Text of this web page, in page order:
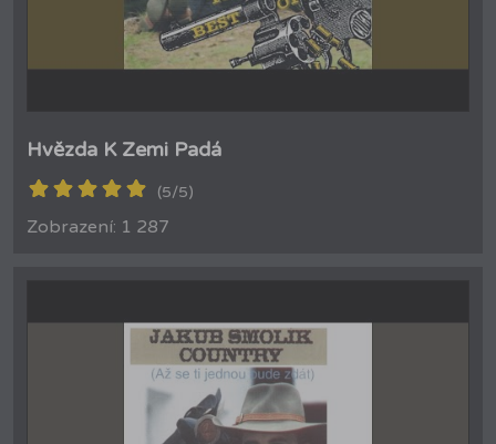
Hvězda K Zemi Padá
(5/5)
Zobrazení: 1 287